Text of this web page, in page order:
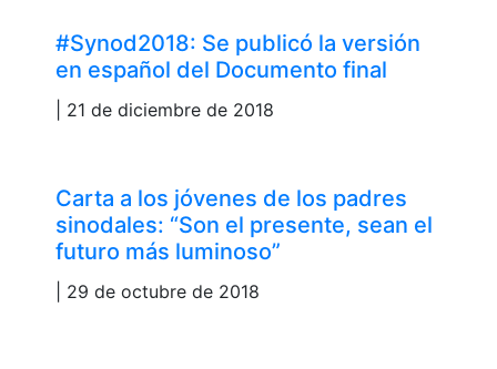
#Synod2018: Se publicó la versión
en español del Documento final
| 21 de diciembre de 2018
Carta a los jóvenes de los padres
sinodales: “Son el presente, sean el
futuro más luminoso”
| 29 de octubre de 2018